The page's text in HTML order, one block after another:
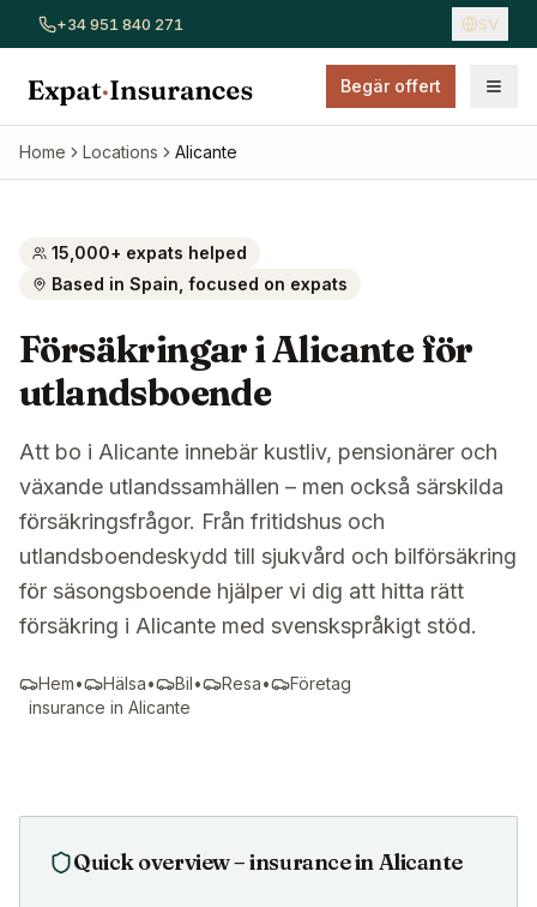
+34 951 840 271 SV
Begär offert
Visa alla försäkringar
Home Locations Alicante
15,000+ expats helped
Based in Spain, focused on expats
Försäkringar i Alicante för
utlandsboende
Att bo i Alicante innebär kustliv, pensionärer och
växande utlandssamhällen – men också särskilda
försäkringsfrågor. Från fritidshus och
utlandsboendeskydd till sjukvård och bilförsäkring
för säsongsboende hjälper vi dig att hitta rätt
försäkring i Alicante med svenskspråkigt stöd.
Hem• Hälsa• Bil• Resa•
Företag
insurance in Alicante
Quick overview – insurance inAlicante